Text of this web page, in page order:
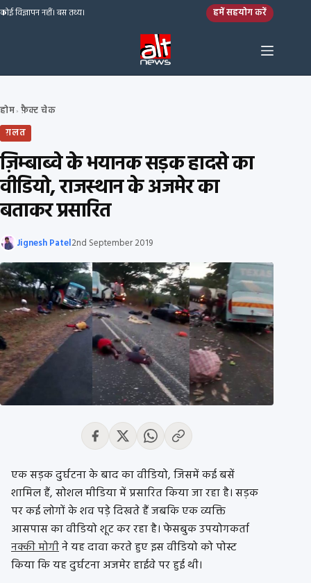
Skip to content
कोई विज्ञापन नहीं। बस तथ्य। हमें सहयोग करें
होम› फ़ैक्ट चेक
ग़लत
ज़िम्बाब्वे के भयानक सड़क हादसे का
वीडियो, राजस्थान के अजमेर का
बताकर प्रसारित
Jignesh Patel2nd September 2019
एक सड़क दुर्घटना के बाद का वीडियो, जिसमें कई बसें
शामिल हैं, सोशल मीडिया में प्रसारित किया जा रहा है। सड़क
पर कई लोगों के शव पड़े दिखते हैं जबकि एक व्यक्ति
आसपास का वीडियो शूट कर रहा है। फेसबुक उपयोगकर्ता
नक्की मोगीने यह दावा करते हुए इस वीडियो को पोस्ट
किया कि यह दुर्घटना अजमेर हाईवे पर हुई थी।